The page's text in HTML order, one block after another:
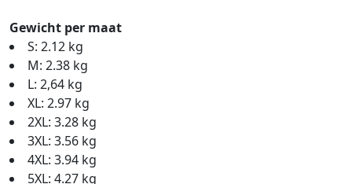
Gewicht per maat
S: 2.12 kg
M: 2.38 kg
L: 2,64 kg
XL: 2.97 kg
2XL: 3.28 kg
3XL: 3.56 kg
4XL: 3.94 kg
5XL: 4.27 kg